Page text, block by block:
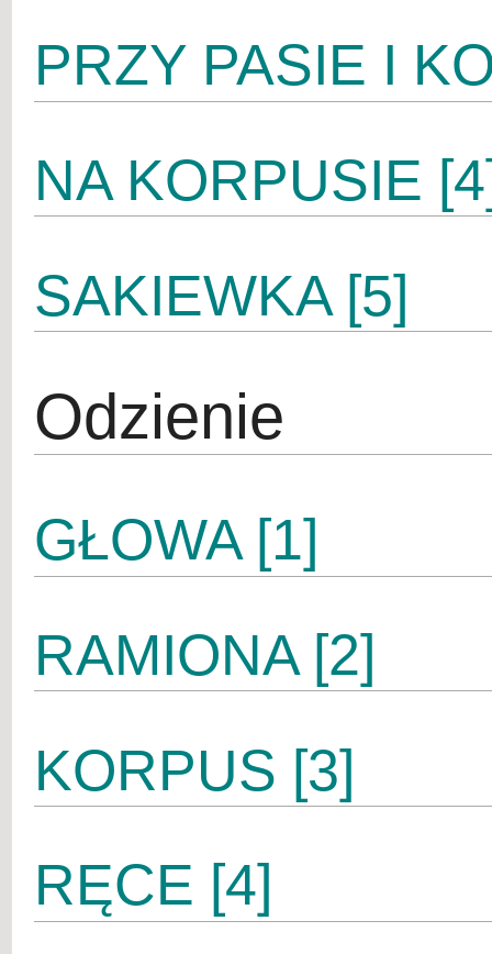
PRZY PASIE I
NA KORPUSIE
SAKIEWKA [5]
Odzienie
GŁOWA [1]
RAMIONA [2]
KORPUS [3]
RĘCE [4]